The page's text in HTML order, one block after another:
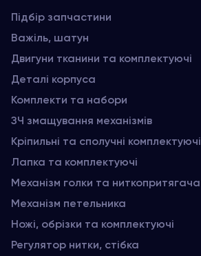
Підбір запчастини
Важіль, шатун
Двигуни тканини та комплектуючі
Деталі корпуса
Комплекти та набори
ЗЧ змащування механізмів
Кріпильні та сполучні комплектуючі
Лапка та комплектуючі
Механізм голки та ниткопритягача
Механізм петельника
Ножі, обрізки та комплектуючі
Регулятор нитки, стібка